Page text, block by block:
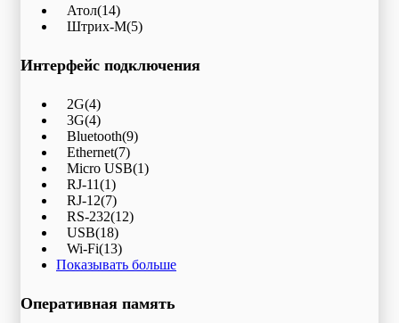
Атол(14)
Штрих-М(5)
Интерфейс подключения
2G(4)
3G(4)
Bluetooth(9)
Ethernet(7)
Micro USB(1)
RJ-11(1)
RJ-12(7)
RS-232(12)
USB(18)
Wi-Fi(13)
Показывать больше
Оперативная память